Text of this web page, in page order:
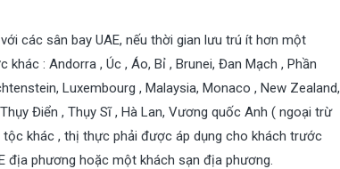
các sân bay UAE, nếu thời gian lưu trú ít hơn một
: Andorra , Úc , Áo, Bỉ , Brunei, Đan Mạch , Phần
Luxembourg , Malaysia, Monaco , New Zealand,
Điển , Thụy Sĩ , Hà Lan, Vương quốc Anh ( ngoại trừ
khác , thị thực phải được áp dụng cho khách trước
địa phương hoặc một khách sạn địa phương.